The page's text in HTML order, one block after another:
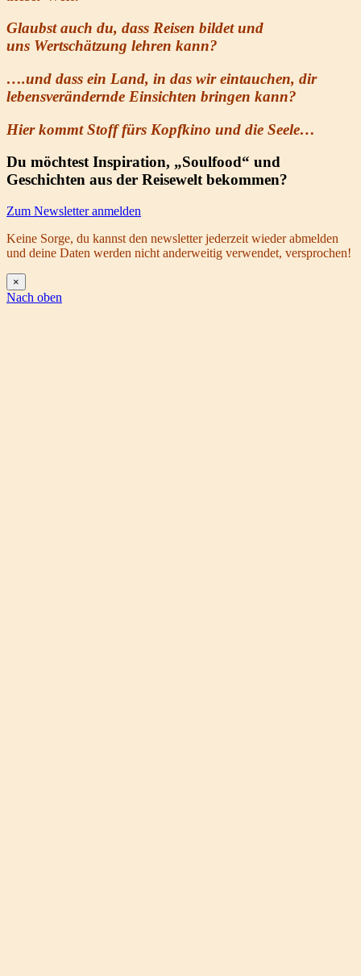
Glaubst auch du, dass Reisen bildet und
uns Wertschätzung lehren kann?
….und dass ein Land, in das wir eintauchen, dir
lebensverändernde Einsichten bringen kann?
Hier kommt Stoff fürs Kopfkino und die Seele…
Du möchtest Inspiration, „Soulfood“ und
Geschichten aus der Reisewelt bekommen?
Zum Newsletter anmelden
Keine Sorge, du kannst den newsletter jederzeit wieder abmelden
und deine Daten werden nicht anderweitig verwendet, versprochen!
×
Nach oben